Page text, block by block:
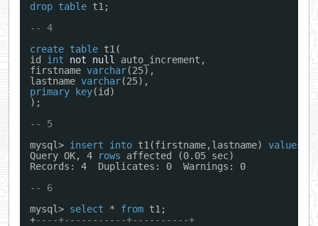
drop table t1;
-- 4
create table t1(
id int not null
auto_increment,
firstname varchar(25),
lastname varchar(25),
primary
key(id)
);
-- 5
mysql> insert into t1(firstname,lastname) values
Query OK, 4
rows
affected (0.05 sec)
Records: 4  Duplicates: 0  Warnings: 0
-- 6
mysql> select * from t1;
+----+-----------+----------+